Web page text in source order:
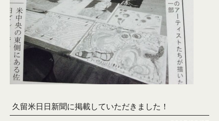
久留米日日新聞に掲載していただきました！